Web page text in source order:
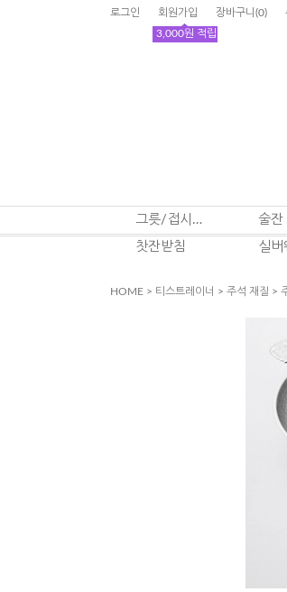
로그인
회원가입
3,000원 적립
장바구니 (0)
그릇/접시/잔 술잔
찻잔받침
실버
HOME > 티스트레이너 > 주석 재질 >